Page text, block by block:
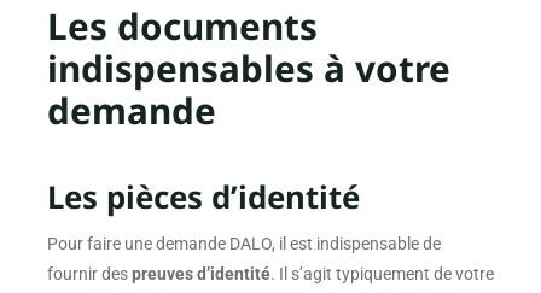
Les documents
indispensables à votre
demande
Les pièces d’identité
Pour faire une demande DALO, il est indispensable de
fournir despreuves d’identité. Il s’agit typiquement de votre